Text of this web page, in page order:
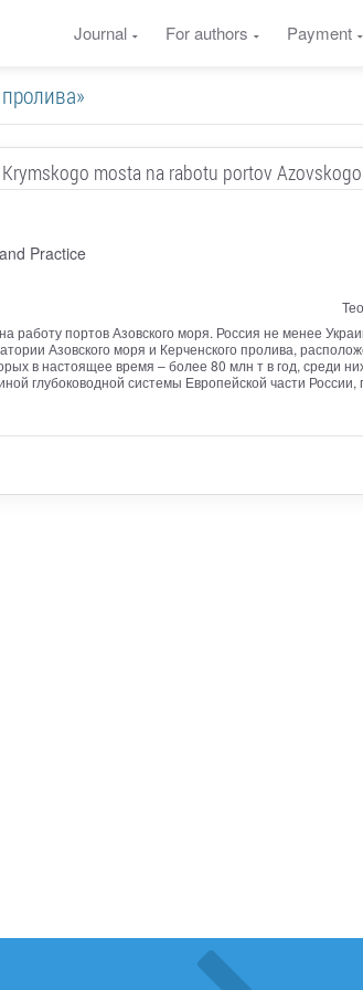
Journal For authors Payment
mosta na rabotu portov
Practice
работу портов Азовского моря. Россия не менее
Азовского моря и Керченского пролива,
в настоящее время – более 80 млн т в год, среди
глубоководной системы Европейской части России,